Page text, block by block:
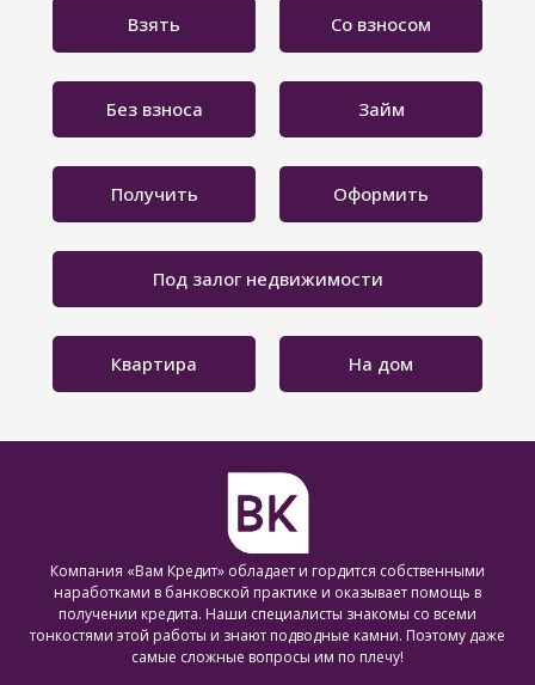
Квартира На дом
Со взносом
Без взноса Займ
Получить Оформить
Под залог недвижимости
Взять
Компания «Вам Кредит» обладает и гордится собственными
наработками в банковской практике и оказывает помощь в
получении кредита. Наши специалисты знакомы со всеми
тонкостями этой работы и знают подводные камни. Поэтому даже
самые сложные вопросы им по плечу!